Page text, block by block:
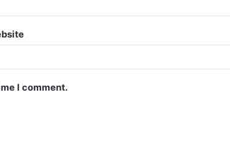
I comment.